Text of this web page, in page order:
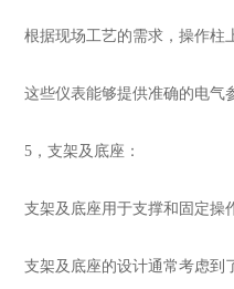
根据现场工艺的需求，操作柱上
这些仪表能够提供准确的电气参
5，支架及底座：
支架及底座用于支撑和固定操作
支架及底座的设计通常考虑到了